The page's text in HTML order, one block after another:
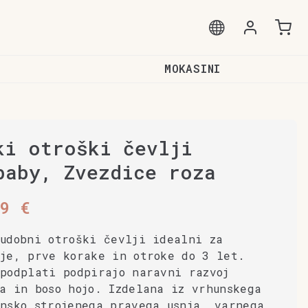
MOKASINI
otroški čevlji
Zvezdice roza
€
udobni otroški čevlji idealni za
prve korake in otroke do 3 let.
podplati podpirajo naravni razvoj
in boso hojo. Izdelana iz vrhunskega
strojenega pravega usnja, varnega